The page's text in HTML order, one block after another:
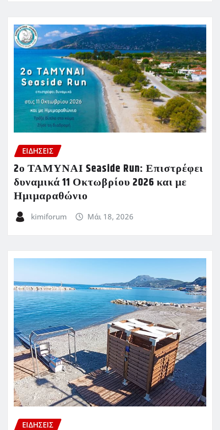
ΕΙΔΗΣΕΙΣ
2ο ΤΑΜΥΝΑΙ Seaside Run: Επιστρέφει
δυναμικά 11 Οκτωβρίου 2026 και με
Ημιμαραθώνιο
kimiforum Μάι 18, 2026
ΕΙΔΗΣΕΙΣ